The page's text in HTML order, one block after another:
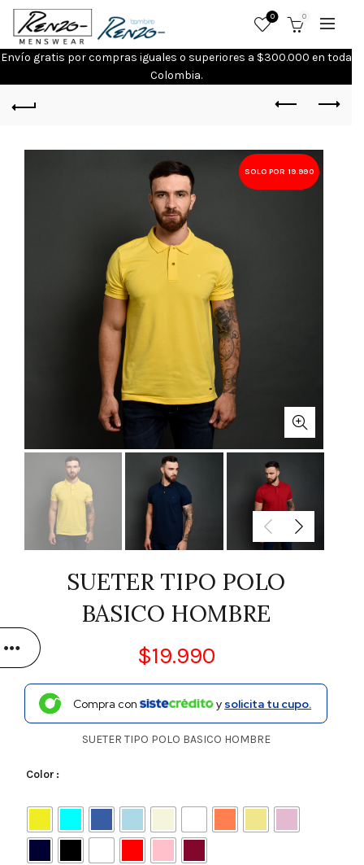
0 0
Envío gratis por compras iguales o superiores a $300.000 en toda
Colombia.
SOLD
OUT
SOLO POR 19.990
SUETER TIPO POLO
BASICO HOMBRE
$19.990
Compra con y solicita tu cupo.
SUETER TIPO POLO BASICO HOMBRE
Color